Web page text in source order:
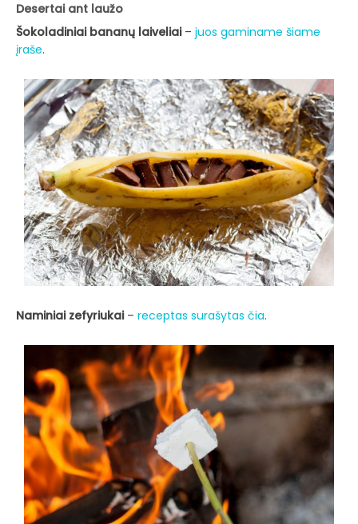
Desertai ant laužo
Šokoladiniai bananų laiveliai– juos gaminame šiame
įraše.
Naminiai zefyriukai– receptas surašytas čia.